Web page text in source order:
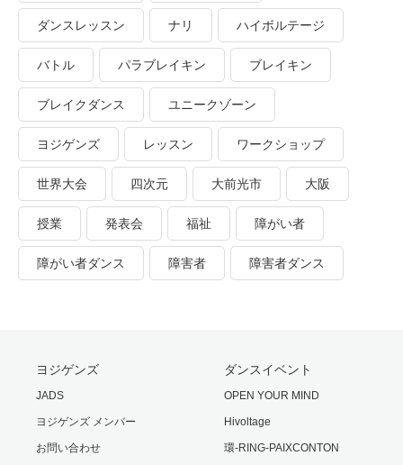
ダンスレッスン ナリ ハイボルテージ
バトル パラブレイキン ブレイキン
ブレイクダンス ユニークゾーン
ヨジゲンズ レッスン ワークショップ
世界大会 四次元 大前光市 大阪
授業 発表会 福祉 障がい者
障がい者ダンス 障害者 障害者ダンス
ヨジゲンズ
JADS
ヨジゲンズ メンバー
お問い合わせ
ダンスイベント
OPEN YOUR MIND
Hivoltage
環-RING-PAIXCONTON